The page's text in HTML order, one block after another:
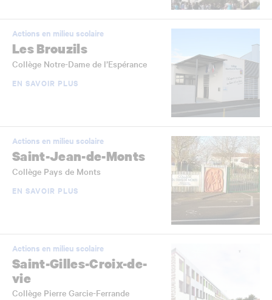
Actions en milieu scolaire
Les Brouzils
Collège Notre-Dame de l’Espérance
EN SAVOIR PLUS
Actions en milieu scolaire
Saint-Jean-de-Monts
Collège Pays de Monts
EN SAVOIR PLUS
Actions en milieu scolaire
Saint-Gilles-Croix-de-
vie
Collège Pierre Garcie-Ferrande